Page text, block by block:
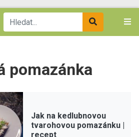
pomazánka
Jak na kedlubnovou
tvarohovou pomazánku |
recept